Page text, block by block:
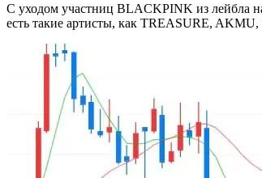
С уходом участниц BLACKPINK из лейбла
есть такие артисты, как TREASURE,